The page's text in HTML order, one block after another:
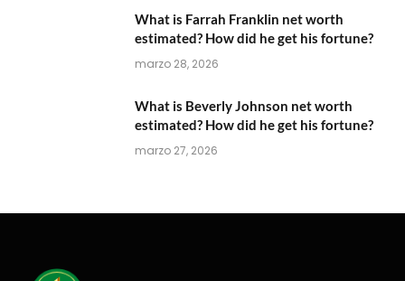
What is Farrah Franklin net worth
estimated? How did he get his fortune?
marzo 28, 2026
What is Beverly Johnson net worth
estimated? How did he get his fortune?
marzo 27, 2026